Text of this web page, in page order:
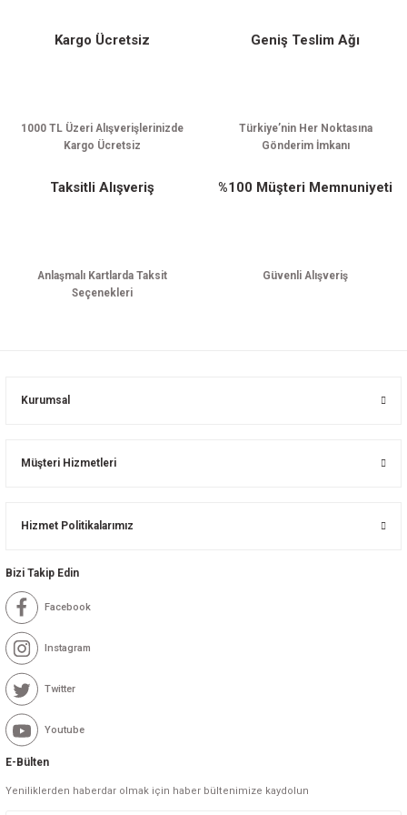
Kargo Ücretsiz
1000 TL Üzeri Alışverişlerinizde
Kargo Ücretsiz
Geniş Teslim Ağı
Türkiye’nin Her Noktasına
Gönderim İmkanı
Taksitli Alışveriş
Anlaşmalı Kartlarda Taksit
Seçenekleri
%100 Müşteri Memnuniyeti
Güvenli Alışveriş
Kurumsal
Müşteri Hizmetleri
Hizmet Politikalarımız
Bizi Takip Edin
Facebook
Instagram
Twitter
Youtube
E-Bülten
Yeniliklerden haberdar olmak için haber bültenimize kaydolun